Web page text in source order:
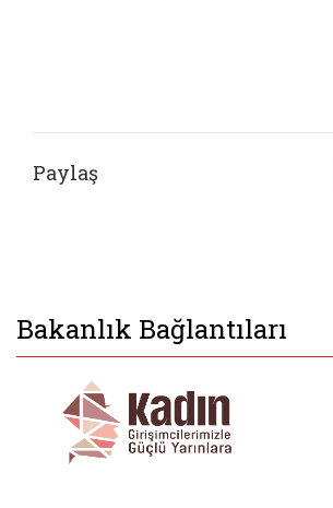
Paylaş
Bakanlık Bağlantıları